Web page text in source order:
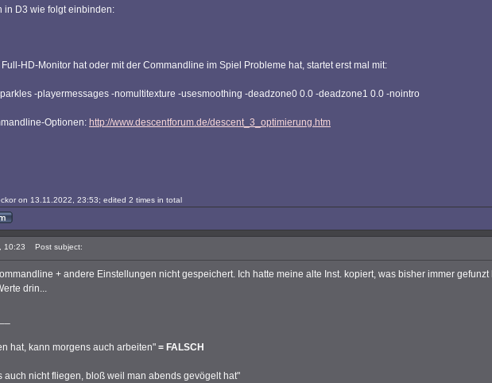
in D3 wie folgt einbinden:
HD-Monitor hat oder mit der Commandline im Spiel Probleme hat, startet erst mal mit:
-playermessages -nomultitexture -usesmoothing -deadzone0 0.0 -deadzone1 0.0 -nointro
Optionen: http://www.descentforum.de/descent_3_optimierung.htm
on 13.11.2022, 23:53; edited 2 times in total
10:23 Post subject:
+ andere Einstellungen nicht gespeichert. Ich hatte meine alte Inst. kopiert, was bisher immer
drin...
hat, kann morgens auch arbeiten" = FALSCH
auch nicht fliegen, bloß weil man abends gevögelt hat"